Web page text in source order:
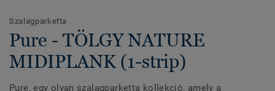
Szalagparketta
Pure - TÖLGY NATURE
MIDIPLANK (1-strip)
Pure, egy olyan szalagparketta kollekció, amely a